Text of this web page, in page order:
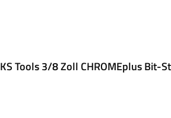
KS Tools 3/8 Zoll CHROMEplus Bit-